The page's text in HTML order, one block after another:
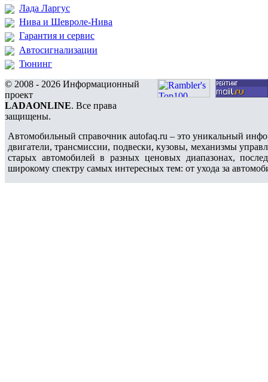
Лада Ларгус
Нива и Шевроле-Нива
Гарантия и сервис
Автосигнализации
Тюнинг
© 2008 - 2026 Информационный
проект
LADAONLINE. Все права
защищены.
Автомобильный справочник autofaq.ru – это уникальный
двигатели, трансмиссии, подвески, кузовы, механизмы
старых автомобилей в разных ценовых диапазонах,
широкому спектру самых интересных тем: от ухода за